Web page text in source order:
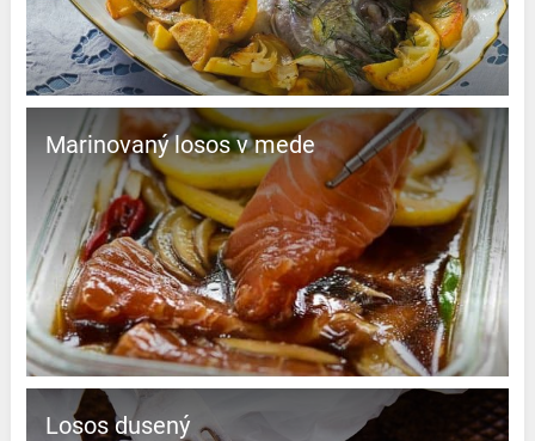
Marinovaný losos v mede
Losos dusený